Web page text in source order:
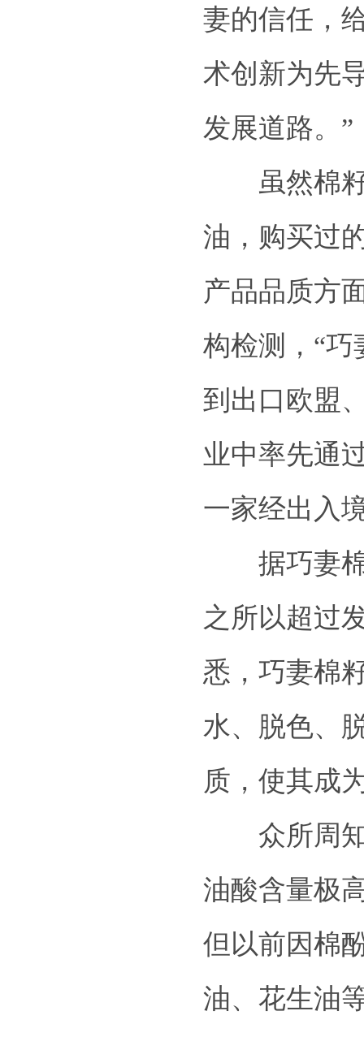
妻的信任，
术创新为先
发展道路。”
虽然棉籽
油，购买过
产品品质方
构检测，“
到出口欧盟
业中率先通
一家经出入
据巧妻棉
之所以超过
悉，巧妻棉
水、脱色、
质，使其成
众所周知
油酸含量极
但以前因棉
油、花生油